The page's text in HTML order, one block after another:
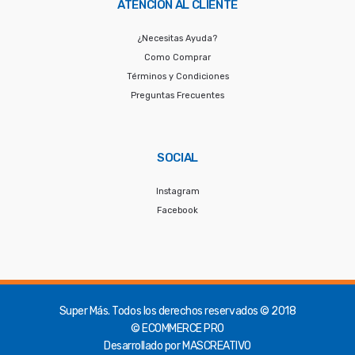
ATENCIÓN AL CLIENTE
¿Necesitas Ayuda?
Como Comprar
Términos y Condiciones
Preguntas Frecuentes
SOCIAL
Instagram
Facebook
Super Más. Todos los derechos reservados © 2018
© ECOMMERCE PRO
Desarrollado por MASCREATIVO